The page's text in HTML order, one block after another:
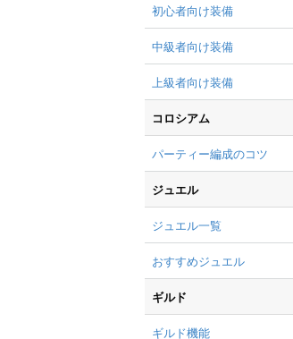
初心者向け装備
中級者向け装備
上級者向け装備
コロシアム
パーティー編成のコツ
ジュエル
ジュエル一覧
おすすめジュエル
ギルド
ギルド機能